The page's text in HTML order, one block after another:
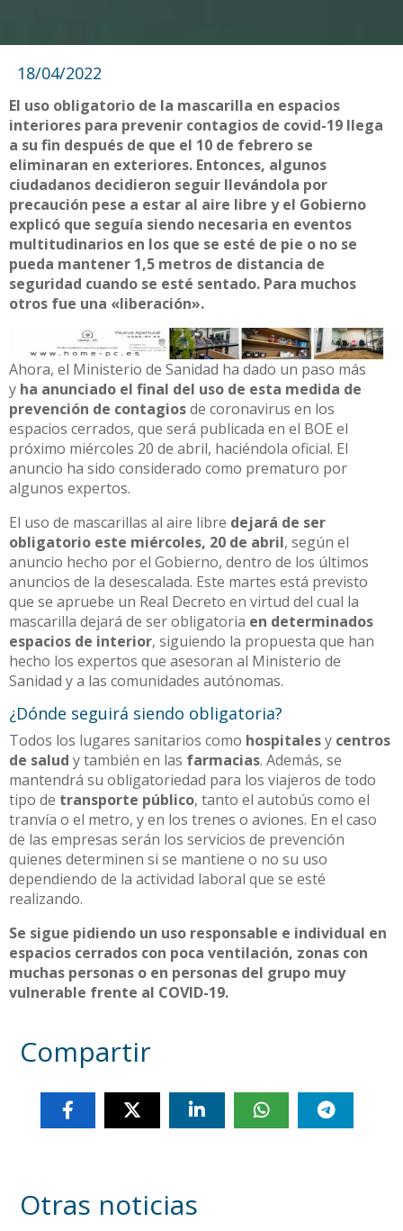
18/04/2022
El uso obligatorio de la mascarilla en espacios
interiores para prevenir contagios de covid-19 llega
a su fin después de que el 10 de febrero se
eliminaran en exteriores. Entonces, algunos
ciudadanos decidieron seguir llevándola por
precaución pese a estar al aire libre y el Gobierno
explicó que seguía siendo necesaria en eventos
multitudinarios en los que se esté de pie o no se
pueda mantener 1,5 metros de distancia de
seguridad cuando se esté sentado. Para muchos
otros fue una «liberación».
Ahora, el Ministerio de Sanidad ha dado un paso más
y ha anunciado el final del uso de esta medida de
prevención de contagiosde coronavirus en los
espacios cerrados, que será publicada en el BOE el
próximo miércoles 20 de abril, haciéndola oficial. El
anuncio ha sido considerado como prematuro por
algunos expertos.
El uso de mascarillas al aire libre dejará de ser
obligatorio este miércoles, 20 de abril, según el
anuncio hecho por el Gobierno, dentro de los últimos
anuncios de la desescalada. Este martes está previsto
que se apruebe un Real Decreto en virtud del cual la
mascarilla dejará de ser obligatoria en determinados
espacios de interior, siguiendo la propuesta que han
hecho los expertos que asesoran al Ministerio de
Sanidad y a las comunidades autónomas.
¿Dónde seguirá siendo obligatoria?
Todos los lugares sanitarios como hospitalesy centros
de salud y también en las farmacias. Además, se
mantendrá su obligatoriedad para los viajeros de todo
tipo de transporte público, tanto el autobús como el
tranvía o el metro, y en los trenes o aviones. En el caso
de las empresas serán los servicios de prevención
quienes determinen si se mantiene o no su uso
dependiendo de la actividad laboral que se esté
realizando.
Se sigue pidiendo un uso responsable e individual en
espacios cerrados con poca ventilación, zonas con
muchas personas o en personas del grupo muy
vulnerable frente al COVID-19.
Compartir
Otras noticias